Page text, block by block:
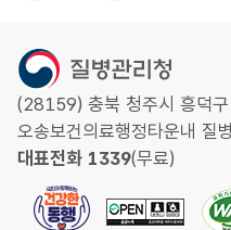
(28159) 충북 청주시 흥덕
오송보건의료행정타운내 질
대표전화 1339(무료)